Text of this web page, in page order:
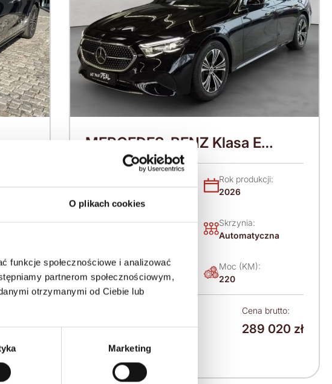
O plikach cookies
funkcje społecznościowe i analizować
partnerom społecznościowym,
otrzymanymi od Ciebie lub
Marketing
zł
MERCEDES-BENZ Klasa E
W214 (2023-) 220 KM (2026)
Rok produkcji:
2026
Napęd:
Skrzynia:
Automatyczna
Paliwo:
Diesel
Moc (KM):
220
3 670 zł
4 514 zł brutto / msc.
Cena brutto:
289 020 zł